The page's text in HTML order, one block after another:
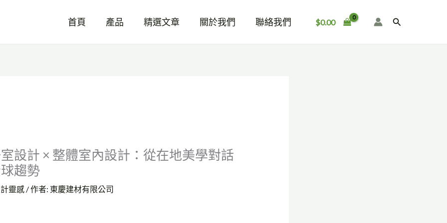
首頁 產品 精選文章 關於我們 聯絡我們 $0.00
搜
設計 × 整體室內設計：從在地美學對話
趨勢
靈感/ 作者: 東慶建材有限公司